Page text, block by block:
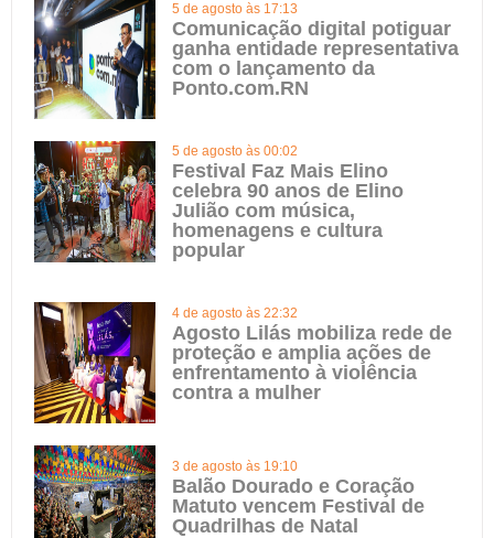
5 de agosto às 17:13
Comunicação digital potiguar
ganha entidade representativa
com o lançamento da
Ponto.com.RN
5 de agosto às 00:02
Festival Faz Mais Elino
celebra 90 anos de Elino
Julião com música,
homenagens e cultura
popular
4 de agosto às 22:32
Agosto Lilás mobiliza rede de
proteção e amplia ações de
enfrentamento à violência
contra a mulher
3 de agosto às 19:10
Balão Dourado e Coração
Matuto vencem Festival de
Quadrilhas de Natal